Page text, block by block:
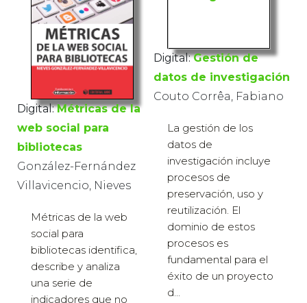
Digital: Métricas de la
web social para
bibliotecas
González-Fernández
Villavicencio, Nieves
Métricas de la web
social para
bibliotecas identifica,
describe y analiza
una serie de
indicadores que no
Digital: Gestión de
datos de investigación
Couto Corrêa, Fabiano
La gestión de los
datos de
investigación incluye
procesos de
preservación, uso y
reutilización. El
dominio de estos
procesos es
fundamental para el
éxito de un proyecto
d...